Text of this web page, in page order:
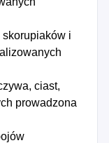
i
ciast,
prowadzona